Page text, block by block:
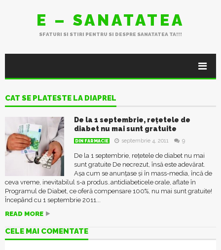
E – SANATATEA
SFATURI SI STIRI PENTRU SI DESPRE SANATATEA TA!!!
CAT SE PLATESTE LA DIAPREL
De la 1 septembrie, rețetele de
diabet nu mai sunt gratuite
DIN FARMACIE septembrie 4, 2011 9
De la 1 septembrie, rețetele de diabet nu mai
sunt gratuite De necrezut, însă este adevărat.
Așa cum se anunțase și în mass-media, încă de
ceva vreme, inevitabilul s-a produs..antidiabeticele orale, aflate în
Programul de Diabet, ce oferă compensare 100%, nu mai sunt gratuite!
Începând cu 1 septembrie 2011...
READ MORE
CELE MAI COMENTATE